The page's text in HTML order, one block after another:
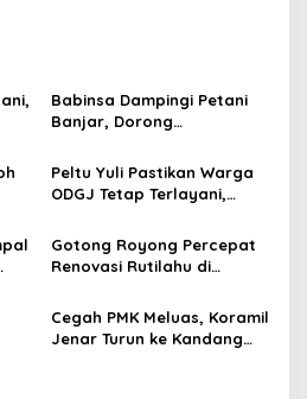
Babinsa Dampingi Petani
Banjar, Dorong
Ketahanan Pangan
Peltu Yuli Pastikan Warga
ODGJ Tetap Terlayani,
Tengah Masyarakat
Gotong Royong Percepat
Renovasi Rutilahu di
Turun Langsung Bantu
Warga
Cegah PMK Meluas, Koramil
Jenar Turun ke Kandang